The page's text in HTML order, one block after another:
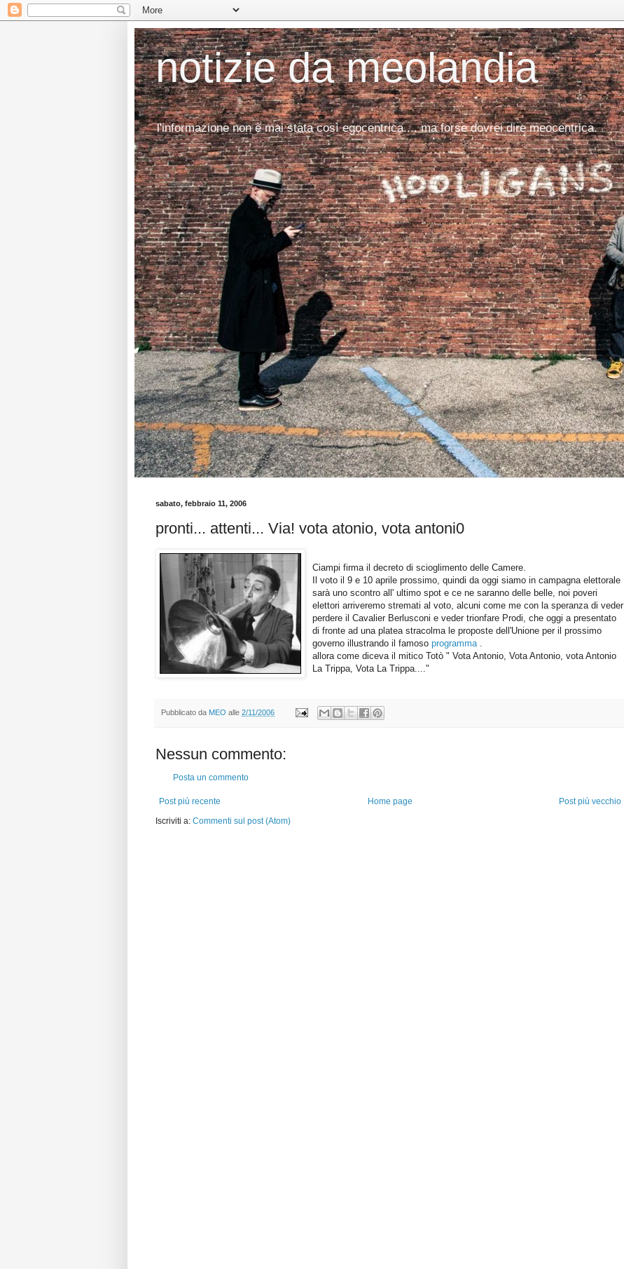
notizie da meolandia
l'informazione non è mai stata così egocentrica.... ma forse dovrei dire meocentrica.
sabato, febbraio 11, 2006
pronti... attenti... Via! vota atonio, vota antoni0
Ciampi firma il decreto di scioglimento delle Camere.
Il voto il 9 e 10 aprile prossimo, quindi da oggi siamo in campagna elettorale
sarà uno scontro all' ultimo spot e ce ne saranno delle belle, noi poveri
elettori arriveremo stremati al voto, alcuni come me con la speranza di veder
perdere il Cavalier Berlusconi e veder trionfare Prodi, che oggi a presentato
di fronte ad una platea stracolma le proposte dell'Unione per il prossimo
governo illustrando il famoso programma
allora come diceva il mitico Totò " Vota Antonio, Vota Antonio, vota Antonio
La Trippa, Vota La Trippa...."
Pubblicato da MEO alle 2/11/2006
Nessun commento:
Posta un commento
Post più recente Post più vecchio
Home page
Iscriviti a: Commenti sul post (Atom)